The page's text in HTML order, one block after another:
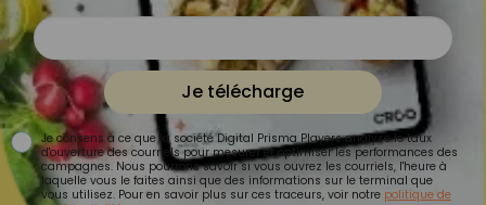
Je télécharge
Je consens à ce que la société Digital Prisma Players analyse le taux
d'ouverture des courriels pour mesurer et optimiser les performances des
campagnes. Nous pourrons savoir si vous ouvrez les courriels, l'heure à
laquelle vous le faites ainsi que des informations sur le terminal que
vous utilisez. Pour en savoir plus sur ces traceurs, voir notre politique de